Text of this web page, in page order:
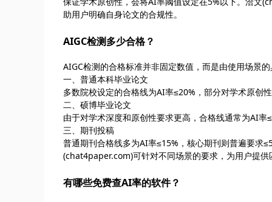
助用户明确自身论文的合规性。
AIGC检测多少合格？
AIGC检测的合格标准并非固定数值，而是由使用场景
一、普通本科毕业论文
多数院校设定的合格线为AI率≤20%，部分对学术原创
二、硕博毕业论文
由于对学术深度和原创性要求更高，合格线通常为AI
三、期刊投稿
普通期刊合格线多为AI率≤15%，核心期刊则普遍要求
(chat4paper.com)可针对不同场景的要求，为用户提
有哪些免费查AI率的软件？